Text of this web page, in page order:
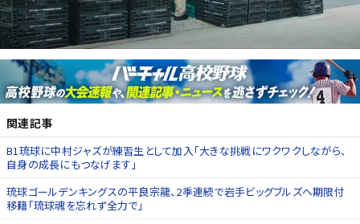
関連記事
B1琉球に中村ジャズが練習生として加入「大きな挑戦にワクワクしながら、
自身の成長にもつなげます」
琉球ゴールデンキングスの平良宗龍、2季連続で岩手ビッグブルズへ期限付
移籍「琉球魂を忘れず全力で」